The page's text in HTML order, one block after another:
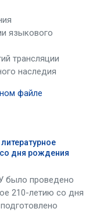
языкового
трансляции
наследия
файле
дня рождения
было проведено
210-летию со дня